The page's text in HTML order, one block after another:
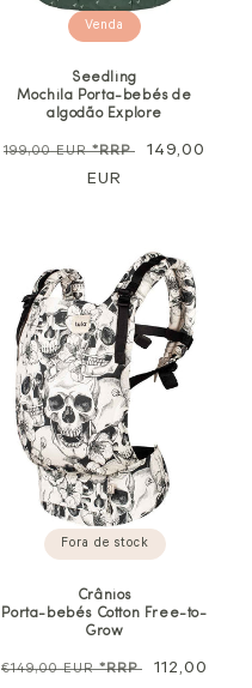
Venda
Seedling
Mochila Porta-bebés de
algodão Explore
Preço
199,00 EUR*RRP
Preço
149,00
EUR
Fora de stock
Crânios
Porta-bebés Cotton Free-to-
Grow
Preço
€149,00 EUR*RRP
Preço
112,00